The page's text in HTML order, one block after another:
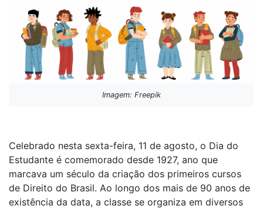
Imagem: Freepik
Celebrado nesta sexta-feira, 11 de agosto, o Dia do
Estudante é comemorado desde 1927, ano que
marcava um século da criação dos primeiros cursos
de Direito do Brasil. Ao longo dos mais de 90 anos de
existência da data, a classe se organiza em diversos